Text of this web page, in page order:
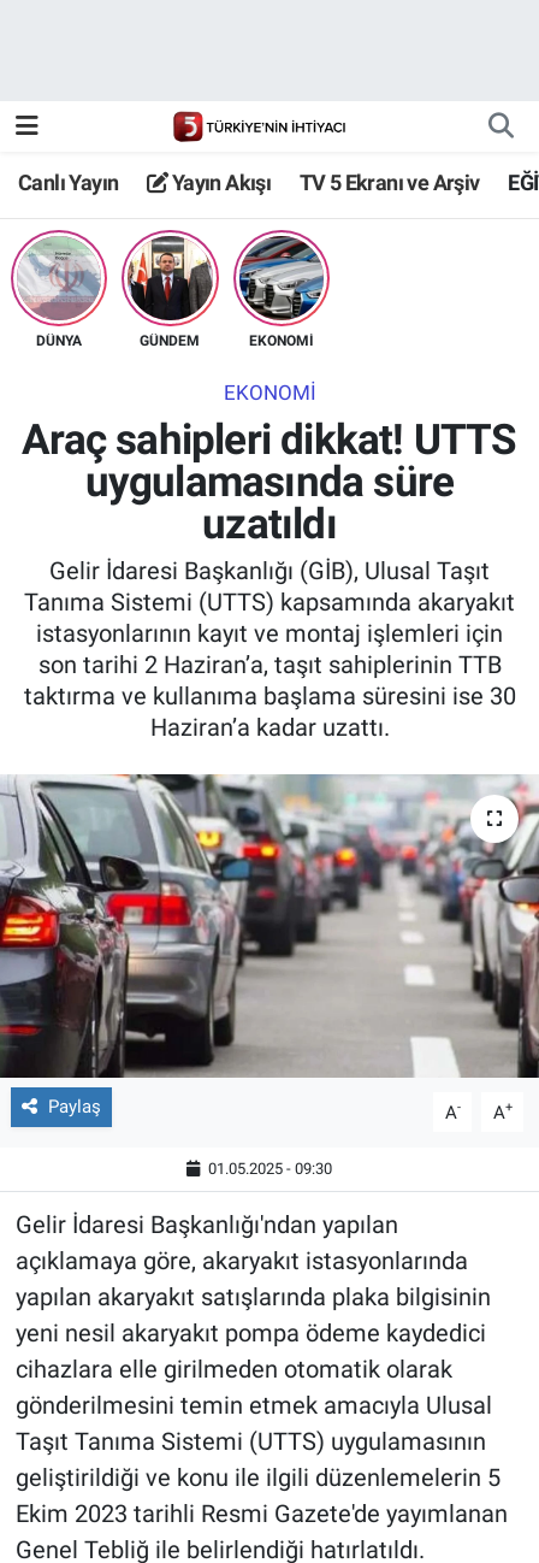
Canlı Yayın Yayın Akışı TV 5 Ekranı ve Arşiv
DÜNYA GÜNDEM EKONOMİ
EKONOMİ
Araç sahipleri dikkat! UTTS
uygulamasında süre
uzatıldı
Gelir İdaresi Başkanlığı (GİB), Ulusal Taşıt
Tanıma Sistemi (UTTS) kapsamında akaryakıt
istasyonlarının kayıt ve montaj işlemleri için
son tarihi 2 Haziran’a, taşıt sahiplerinin TTB
taktırma ve kullanıma başlama süresini ise 30
Haziran’a kadar uzattı.
Paylaş A- A+
01.05.2025 - 09:30
Gelir İdaresi Başkanlığı'ndan yapılan
açıklamaya göre, akaryakıt istasyonlarında
yapılan akaryakıt satışlarında plaka bilgisinin
yeni nesil akaryakıt pompa ödeme kaydedici
cihazlara elle girilmeden otomatik olarak
gönderilmesini temin etmek amacıyla Ulusal
Taşıt Tanıma Sistemi (UTTS) uygulamasının
geliştirildiği ve konu ile ilgili düzenlemelerin 5
Ekim 2023 tarihli Resmi Gazete'de yayımlanan
Genel Tebliğ ile belirlendiği hatırlatıldı.
TV 5 Ekranı ve Arşiv